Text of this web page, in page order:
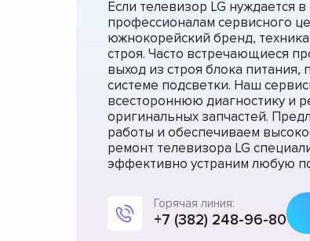
Если телевизор LG нуждается
профессионалам сервисного
южнокорейский бренд,
строя. Часто встречающиеся
выход из строя блока
системе подсветки. Наш
всестороннюю диагностику и
оригинальных запчастей.
работы и обеспечиваем
ремонт телевизора LG
эффективно устраним любую
Горячая линия:
+7 (382) 248-96-80